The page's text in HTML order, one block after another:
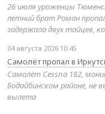
26 июля уроженцы
летний брат Роман
задержала двух тайцев,
04 августа 2026 10:45
Самолёт пропал в
Самолёт Cessna 182,
Бодайбинском районе, не
вылета